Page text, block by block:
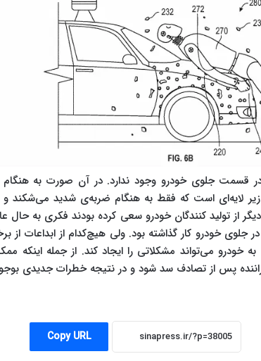
قسمت جلوی خودرو وجود ندارد. در آن صورت به هنگام
لایه‌ای است که فقط به هنگام ضربه‌ی شدید می‌شکند و
از تولید کنندگان خودرو سعی کرده بودند فکری به حال
در جلوی خودرو کار گذاشته بود. ولی هیچ‌کدام از ابداعات از
خودرو می‌تواند مشکلاتی را ایجاد کند. از جمله اینکه
پس از تصادف سد شود و در نتیجه خطرات جدیدی
Copy URL